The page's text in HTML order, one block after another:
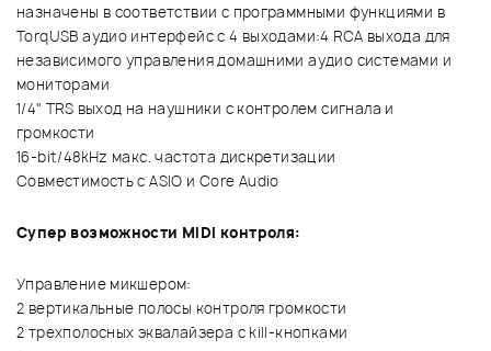
назначены в соответствии с программными функциями в
TorqUSB аудио интерфейс с 4 выходами:4 RCA выхода для
независимого управления домашними аудио системами и
мониторами
1/4" TRS выход на наушники с контролем сигнала и
громкости
16-bit/48kHz макс. частота дискретизации
Совместимость с ASIO и Core Audio
Супер возможности MIDI контроля:
Управление микшером:
2 вертикальные полосы контроля громкости
2 трехполосных эквалайзера с kill-кнопками